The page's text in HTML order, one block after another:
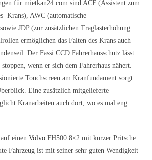
für mietkan24.com sind ACF (Assistent zum
Krans), AWC (automatische
JDP (zur zusätzlichen Traglasterhöhung
ermöglichen das Falten des Krans auch
Der Fassi CCD Fahrerhausschutz lässt
wenn er sich dem Fahrerhaus nähert.
Touchscreen am Kranfundament sorgt
Eine zusätzlich mitgelieferte
Kranarbeiten auch dort, wo es mal eng
einenVolvo FH500 8×2 mit kurzer Pritsche.
Fahrzeug ist mit seiner sehr guten Wendigkeit